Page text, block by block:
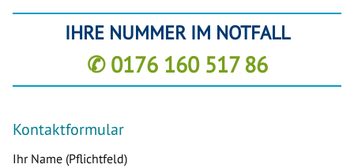
IHRE NUMMER IM NOTFALL
✆ 0176 160 517 86
Kontaktformular
Ihr Name (Pflichtfeld)